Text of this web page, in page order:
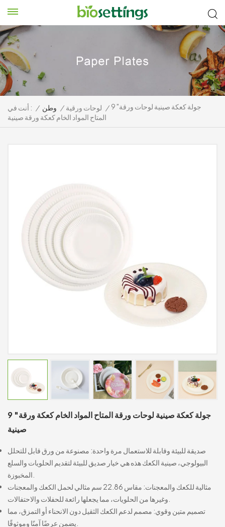
أنت في : / وطن / لوحات ورقية / 9 "جولة كعكة صينية لوحات ورقة
المتاح المواد الخام كعكة ورقة صينية
9 "جولة كعكة صينية لوحات ورقة المتاح المواد الخام كعكة ورقة
صينية
صديقة للبيئة وقابلة للاستعمال مرة واحدة: مصنوعة من ورق قابل للتحلل
البيولوجي، صينية الكعك هذه هي خيار صديق للبيئة لتقديم الحلويات والسلع
مثالية للكعك والمعجنات: مقاس 22.86 سم مثالي لحمل الكعك والمعجنات
تصميم متين وقوي: مصمم لدعم الكعك الثقيل دون الانحناء أو التمزق، مما